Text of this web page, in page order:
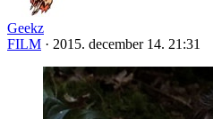
Geekz
FILM · 2015. december 14. 21:31